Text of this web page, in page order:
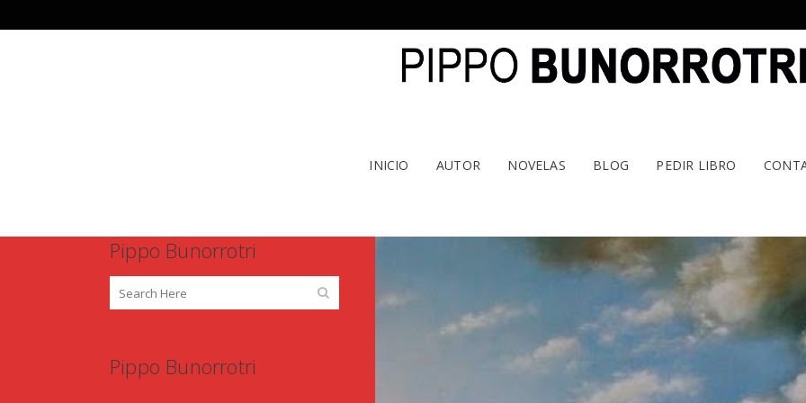
INICIO AUTOR NOVELAS BLOG PEDIR LIBRO
Pippo Bunorrotri
Pippo Bunorrotri